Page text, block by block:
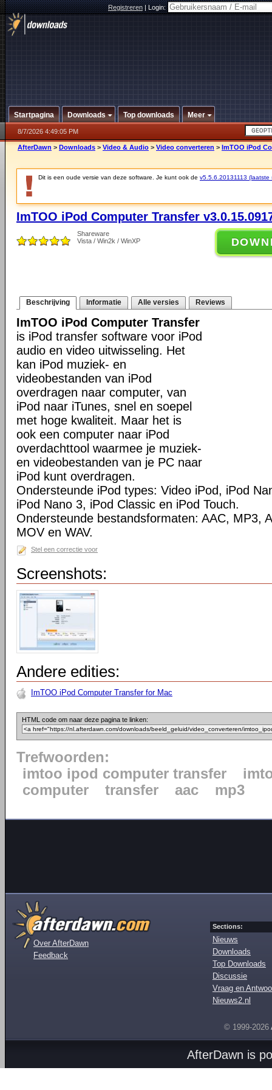
Registreren|Login:
Startpagina Downloads Top downloads Meer
8/7/2026 4:49:05 PM
AfterDawn > Downloads > Video & Audio > Video converteren > ImTOO iPod
Dit is een oude versie van deze software. Je kunt ook de v5.5.6.20131113 (laatste
ImTOO iPod Computer Transfer
Shareware
Vista / Win2k / WinXP
Beschrijving Informatie Alle versies Reviews
ImTOO iPod Computer Transfer
is iPod transfer software voor iPod
audio en video uitwisseling. Het
kan iPod muziek- en
videobestanden van iPod
overdragen naar computer, van
iPod naar iTunes, snel en soepel
met hoge kwaliteit. Maar het is
ook een computer naar iPod
overdachttool waarmee je muziek-
en videobestanden van je PC naar
iPod kunt overdragen.
Ondersteunde iPod types: Video iPod, iPod
iPod Nano 3, iPod Classic en iPod Touch.
Ondersteunde bestandsformaten: AAC, MP3,
MOV en WAV.
Stel een correctie voor
Screenshots:
Andere edities:
ImTOO iPod Computer Transfer for Mac
HTML code om naar deze pagina te linken:
Trefwoorden:
imtoo ipod computer transfer
computer
transfer aac mp3
Over AfterDawn
Feedback
Sections:
Nieuws
Downloads
Top Downloads
Discussie
Vraag en
Nieuws2.nl
© 1999-2026
AfterDawn is